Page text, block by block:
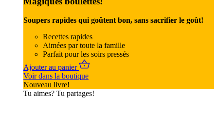
Soupers rapides qui goûtent bon, sans sacrifier le goût!
Recettes rapides
Aimées par toute la famille
Parfait pour les soirs pressés
Ajouter au panier
Voir dans la boutique
Nouveau livre!
Tu aimes? Tu partages!